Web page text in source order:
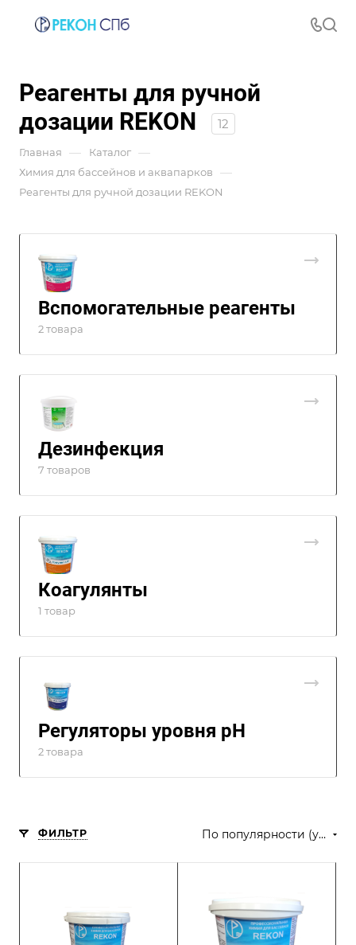
Реагенты для ручной
дозации REKON
12
Главная — Каталог —
Химия для бассейнов и аквапарков —
Реагенты для ручной дозации REKON
Вспомогательные реагенты
2 товара
Дезинфекция
7 товаров
Коагулянты
1 товар
Регуляторы уровня рН
2 товара
ФИЛЬТР По популярности (убывание)